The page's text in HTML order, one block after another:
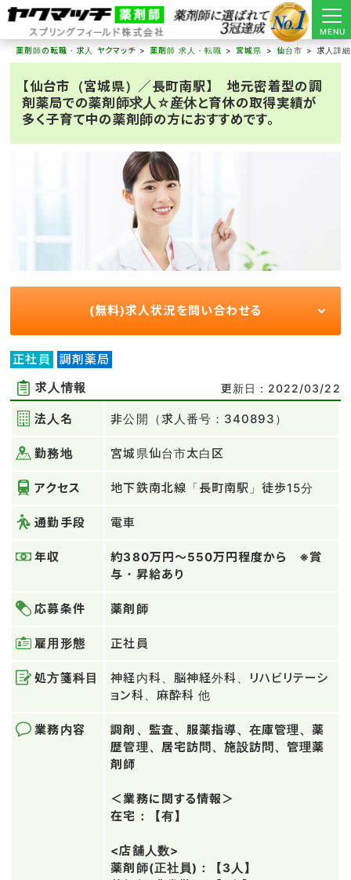
MENU
薬剤師の転職・求人 ヤクマッチ
薬剤師 求人・転職 宮城県 仙台市 求人詳細
【仙台市（宮城県）／長町南駅】 地元密着型の調
剤薬局での薬剤師求人☆産休と育休の取得実績が
多く子育て中の薬剤師の方におすすめです。
(無料)求人状況を問い合わせる
正社員
調剤薬局
求人情報
更新日：2022/03/22
法人名 非公開（求人番号：340893）
勤務地 宮城県仙台市太白区
アクセス 地下鉄南北線「長町南駅」徒歩15分
通勤手段 電車
年収
約380万円～550万円程度から ※賞
与・昇給あり
応募条件 薬剤師
雇用形態 正社員
処方箋科目
神経内科、脳神経外科、リハビリテーシ
ョン科、麻酔科 他
業務内容
調剤、監査、服薬指導、在庫管理、薬
歴管理、居宅訪問、施設訪問、管理薬
剤師
＜業務に関する情報＞
在宅：【有】
<店舗人数>
薬剤師(正社員)：【3人】